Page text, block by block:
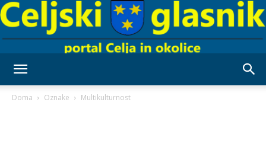
Doma Oznake Multikulturnost